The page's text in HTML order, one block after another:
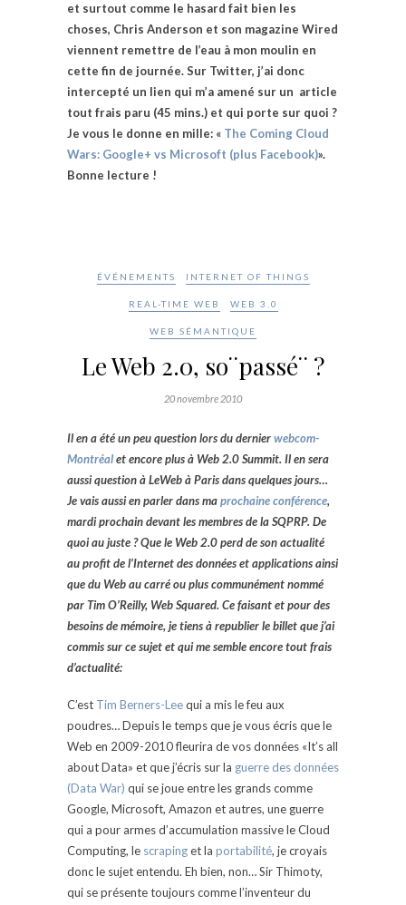
et surtout comme le hasard fait bien les
choses, Chris Anderson et son magazine Wired
viennent remettre de l’eau à mon moulin en
cette fin de journée. Sur Twitter, j’ai donc
intercepté un lien qui m’a amené sur un article
tout frais paru (45 mins.) et qui porte sur quoi ?
Je vous le donne en mille: « The Coming Cloud
Wars: Google+ vs Microsoft (plus Facebook)».
Bonne lecture !
ÉVÉNEMENTS INTERNET OF THINGS
REAL-TIME WEB WEB 3.0
WEB SÉMANTIQUE
Le Web 2.0, so¨passé¨ ?
20 novembre 2010
Il en a été un peu question lors du dernierwebcom-
Montréalet encore plus à Web 2.0 Summit. Il en sera
aussi question à LeWeb à Paris dans quelques jours…
Je vais aussi en parler dans maprochaine conférence,
mardi prochain devant les membres de la SQPRP. De
quoi au juste ? Que le Web 2.0 perd de son actualité
au profit de l’Internet des données et applications ainsi
que du Web au carré ou plus communément nommé
par Tim O’Reilly, Web Squared. Ce faisant et pour des
besoins de mémoire, je tiens à republier le billet que j’ai
commis sur ce sujet et qui me semble encore tout frais
d’actualité:
C’est Tim Berners-Leequi a mis le feu aux
poudres… Depuis le temps que je vous écris que le
Web en 2009-2010 fleurira de vos données «It’s all
about Data» et que j’écris sur la guerre des données
(Data War) qui se joue entre les grands comme
Google, Microsoft, Amazon et autres, une guerre
qui a pour armes d’accumulation massive le Cloud
Computing, le scrapinget la portabilité, je croyais
donc le sujet entendu. Eh bien, non… Sir Thimoty,
qui se présente toujours comme l’inventeur du